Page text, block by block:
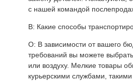
с нашей командой
В: Какие способы
О: В зависимости от вашего
требований вы можете
или воздуху. Мелкие товары
курьерскими службами,